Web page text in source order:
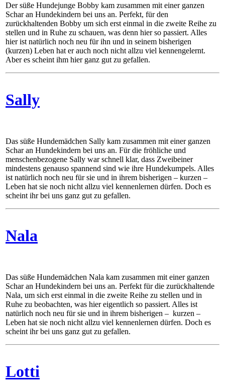
Der süße Hundejunge Bobby kam zusammen mit einer ganzen
Schar an Hundekindern bei uns an. Perfekt, für den
zurückhaltenden Bobby um sich erst einmal in die zweite Reihe zu
stellen und in Ruhe zu schauen, was denn hier so passiert. Alles
hier ist natürlich noch neu für ihn und in seinem bisherigen
(kurzen) Leben hat er auch noch nicht allzu viel kennengelernt.
Aber es scheint ihm hier ganz gut zu gefallen.
Sally
Das süße Hundemädchen Sally kam zusammen mit einer ganzen
Schar an Hundekindern bei uns an. Für die fröhliche und
menschenbezogene Sally war schnell klar, dass Zweibeiner
mindestens genauso spannend sind wie ihre Hundekumpels. Alles
ist natürlich noch neu für sie und in ihrem bisherigen – kurzen –
Leben hat sie noch nicht allzu viel kennenlernen dürfen. Doch es
scheint ihr bei uns ganz gut zu gefallen.
Nala
Das süße Hundemädchen Nala kam zusammen mit einer ganzen
Schar an Hundekindern bei uns an. Perfekt für die zurückhaltende
Nala, um sich erst einmal in die zweite Reihe zu stellen und in
Ruhe zu beobachten, was hier eigentlich so passiert. Alles ist
natürlich noch neu für sie und in ihrem bisherigen – kurzen –
Leben hat sie noch nicht allzu viel kennenlernen dürfen. Doch es
scheint ihr bei uns ganz gut zu gefallen.
Lotti